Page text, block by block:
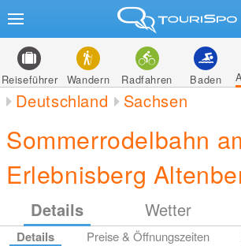
Reiseführer Wandern Radfahren Baden
Deutschland Sachsen
Sommerrodelbahn
Erlebnisberg
Details Wetter
Details Preise & Öffnungszeiten